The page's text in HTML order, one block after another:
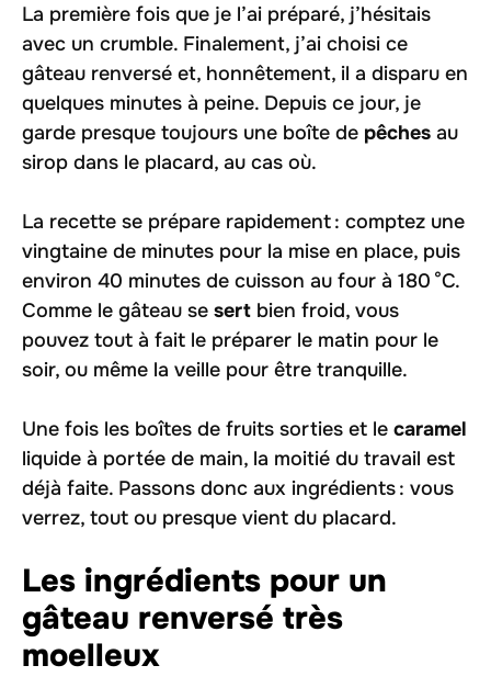
La première fois que je l’ai préparé, j’hésitais
avec un crumble. Finalement, j’ai choisi ce
gâteau renversé et, honnêtement, il a disparu en
quelques minutes à peine. Depuis ce jour, je
garde presque toujours une boîte de pêches au
sirop dans le placard, au cas où.
La recette se prépare rapidement : comptez une
vingtaine de minutes pour la mise en place, puis
environ 40 minutes de cuisson au four à 180 °C.
Comme le gâteau se sert bien froid, vous
pouvez tout à fait le préparer le matin pour le
soir, ou même la veille pour être tranquille.
Une fois les boîtes de fruits sorties et le caramel
liquide à portée de main, la moitié du travail est
déjà faite. Passons donc aux ingrédients : vous
verrez, tout ou presque vient du placard.
Les ingrédients pour un
gâteau renversé très
moelleux